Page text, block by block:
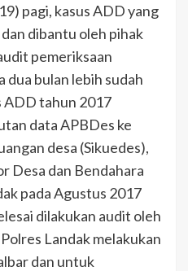
pagi, kasus ADD yang
dibantu oleh pihak
pemeriksaan
dua bulan lebih sudah
ADD tahun 2017
data APBDes ke
desa (Sikuedes),
Desa dan Bendahara
pada Agustus 2017
dilakukan audit oleh
Landak melakukan
dan untuk